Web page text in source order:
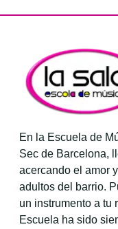
En la Escuela de
Sec de Barcelona,
acercando el amor
adultos del barrio.
un instrumento a tu
Escuela ha sido